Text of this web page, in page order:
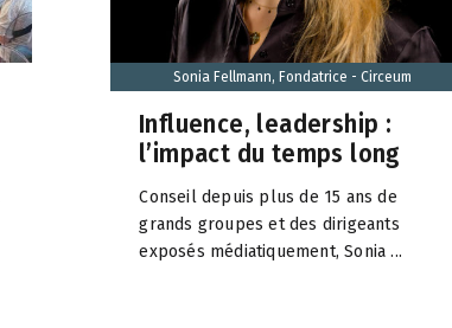
Sonia Fellmann, Fondatrice - Circeum
Influence, leadership :
l’impact du temps long
Conseil depuis plus de 15 ans de
grands groupes et des dirigeants
exposés médiatiquement, Sonia ...